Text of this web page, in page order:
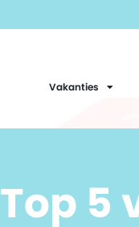
Vakanties
Top 5